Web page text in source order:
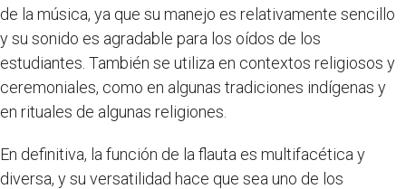
de la música, ya que su manejo es relativamente sencillo
y su sonido es agradable para los oídos de los
estudiantes. También se utiliza en contextos religiosos y
ceremoniales, como en algunas tradiciones indígenas y
en rituales de algunas religiones.
En definitiva, la función de la flauta es multifacética y
diversa, y su versatilidad hace que sea uno de los